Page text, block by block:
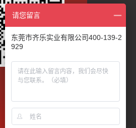
微信公众号 抖音视频
请您留言
东莞市齐乐实业有限公司400-139-2
929